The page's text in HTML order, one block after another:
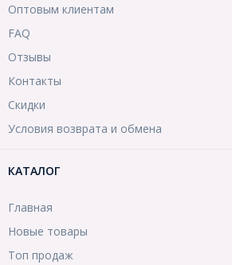
Оптовым клиентам
FAQ
Отзывы
Контакты
Скидки
Условия возврата и обмена
КАТАЛОГ
Главная
Новые товары
Топ продаж